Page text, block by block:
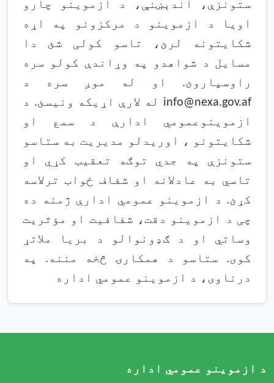
ستونزې، اندېښنې، د ازموینو چارو
اویا د ازموینو د مرکزونو په اړه
شکایتونه لرئ، تاسو کولی شئ دا
مسایل د شواهدو په وړاندې کولو سره
راوسپاروئ. او له موږ سره د
info@nexa.gov.af له لارې اړیکه ونیسئ. د
ازموینوعمومي ادارې د سمع او
شکایتونو ، اوریدلو مدیریت به ستاسو
ستونزې په جدي توګه تعقیب کړي او
تاسي به عادلانه او شفاف ځواب ترلاسه
کړئ. د ازموینو عمومي ادارې ژمنه ده
چی د ازموینو دقت، شفافیت او مؤثریت
وساتي او د ګډونوالو د بریا ملاتړ
کوی. ستاسو د همکارۍ څخه مننه. په
درناوی، د ازموینو عمومي اداره
د ازموینو عمومي اداره